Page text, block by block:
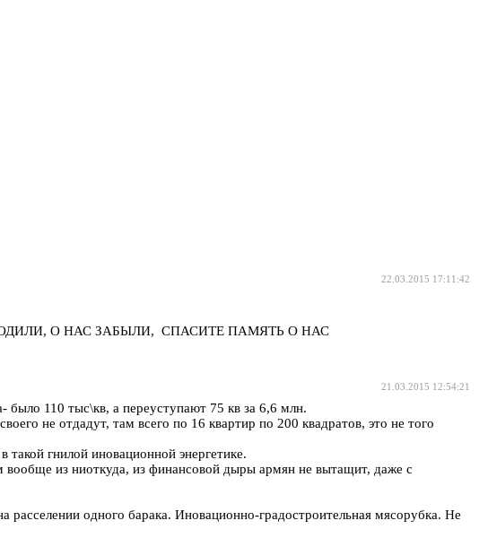
22.03.2015 17:11:42
О НАС ЗАБЫЛИ, СПАСИТЕ ПАМЯТЬ О НАС
21.03.2015 12:54:21
110 тыс\кв, а переуступают 75 кв за 6,6 млн.
не отдадут, там всего по 16 квартир по 200 квадратов, это не того
гнилой иновационной энергетике.
вообще из ниоткуда, из финансовой дыры армян не вытащит, даже с
одного барака. Иновационно-градостроительная мясорубка. Не